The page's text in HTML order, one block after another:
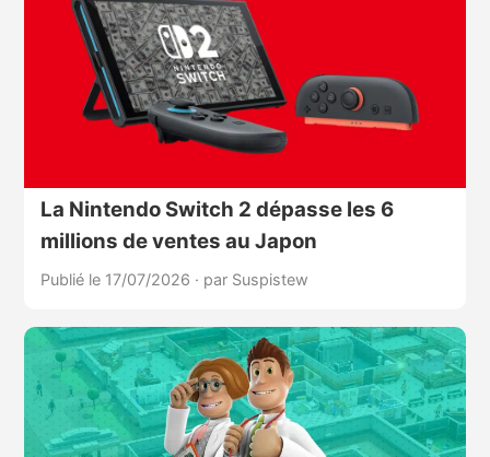
La Nintendo Switch 2 dépasse les 6
millions de ventes au Japon
Publié le 17/07/2026 · par Suspistew